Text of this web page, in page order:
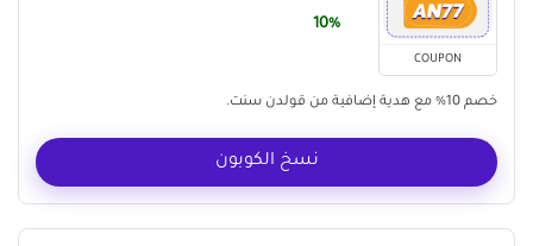
COUPON
10%
خصم 10% مع هدية إضافية من قولدن سنت.
نسخ الكوبون